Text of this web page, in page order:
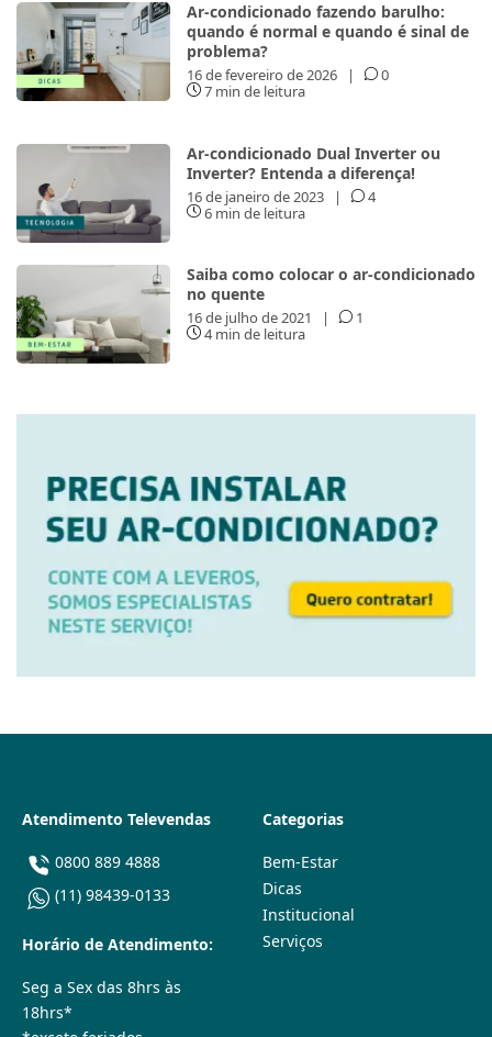
Ar-condicionado fazendo barulho:
quando é normal e quando é sinal de
problema?
16 de fevereiro de 2026 |
0
7 min de leitura
Ar-condicionado Dual Inverter ou
Inverter? Entenda a diferença!
16 de janeiro de 2023 |
4
6 min de leitura
Saiba como colocar o ar-condicionado
no quente
16 de julho de 2021 |
1
4 min de leitura
Atendimento Televendas
0800 889 4888
(11) 98439-0133
Horário de Atendimento:
Seg a Sex das 8hrs às
18hrs*
Categorias
Bem-Estar
Dicas
Institucional
Serviços